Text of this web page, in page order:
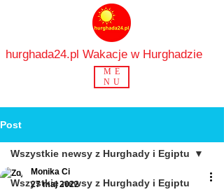
hurghada24.pl Wakacje w Hurghadzie
ME
NU
Post
Wszystkie newsy z Hurghady i Egiptu
Wszystkie newsy z Hurghady i Egiptu
Monika Ci
27 maj 2022